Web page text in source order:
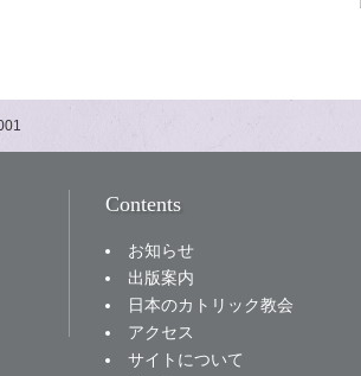
Contents
お知らせ
出版案内
日本のカトリック教会
アクセス
サイトについて